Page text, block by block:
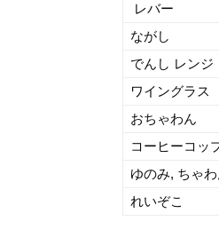
レバー
ながし
でんし レンジ
ワイングラス
おちゃわん
コーヒーコッ
ゆのみ, ちゃ
れいぞこ